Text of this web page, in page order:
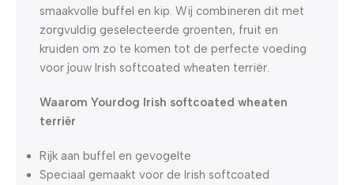
smaakvolle buffel en kip. Wij combineren dit met
zorgvuldig geselecteerde groenten, fruit en
kruiden om zo te komen tot de perfecte voeding
voor jouw Irish softcoated wheaten terriër.
Waarom Yourdog Irish softcoated wheaten
terriër
Rijk aan buffel en gevogelte
Speciaal gemaakt voor de Irish softcoated